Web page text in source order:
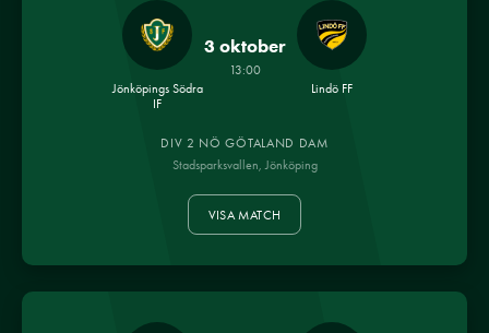
Jönköpings Södra
IF
3 oktober
13:00
Lindö FF
DIV 2 NÖ GÖTALAND DAM
Stadsparksvallen, Jönköping
VISA MATCH